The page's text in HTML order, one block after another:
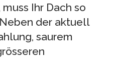
Ihr Dach so
der aktuell
saurem